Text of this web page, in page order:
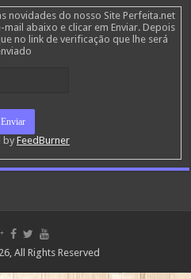
novidades do nosso Site Perfeita.net
abaixo e clicar em Enviar. Depois
no link de verificação que lhe será
byFeedBurner
All Rights Reserved